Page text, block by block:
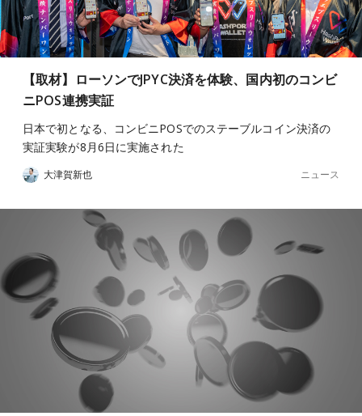
【取材】ローソンでJPYC決済を体験、国内初のコンビ
ニPOS連携実証
日本で初となる、コンビニPOSでのステーブルコイン決済の
実証実験が8月6日に実施された
大津賀新也 ニュース